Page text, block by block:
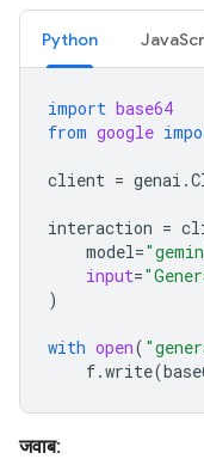
Python
import base64
from google
client = genai .
interaction =
model=
input=
)
with open(
f.write(
जवाब: